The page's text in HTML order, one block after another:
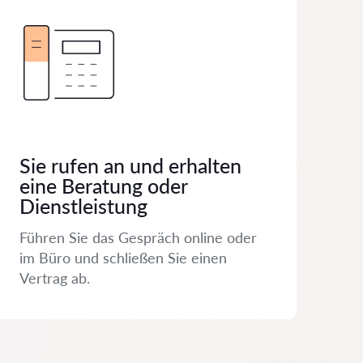
Sie rufen an und erhalten
eine Beratung oder
Dienstleistung
Führen Sie das Gespräch online oder
im Büro und schließen Sie einen
Vertrag ab.